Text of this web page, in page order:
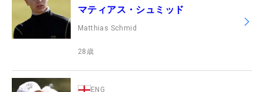
マティアス・シュミッド
Matthias Schmid
28 歳
ENG